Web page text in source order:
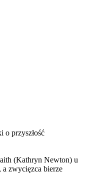
o przyszłość
(Kathryn Newton) u
zwycięzca bierze